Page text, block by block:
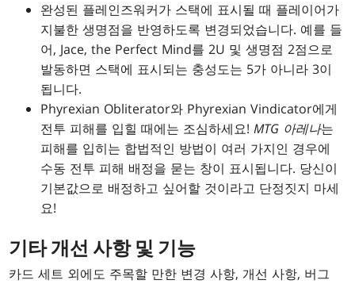
완성된 플레인즈워커가 스택에 표시될 때 플레이어가
지불한 생명점을 반영하도록 변경되었습니다. 예를 들
어, Jace, the Perfect Mind를 2U 및 생명점 2점으로
발동하면 스택에 표시되는 충성도는 5가 아니라 3이
됩니다.
Phyrexian Obliterator와 Phyrexian Vindicator에게
전투 피해를 입힐 때에는 조심하세요!MTG 아레나는
피해를 입히는 합법적인 방법이 여러 가지인 경우에
수동 전투 피해 배정을 묻는 창이 표시됩니다. 당신이
기본값으로 배정하고 싶어할 것이라고 단정짓지 마세
요!
기타 개선 사항 및 기능
카드 세트 외에도 주목할 만한 변경 사항, 개선 사항, 버그